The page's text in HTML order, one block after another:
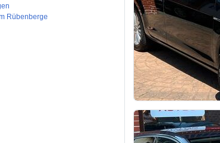
Rübenberge